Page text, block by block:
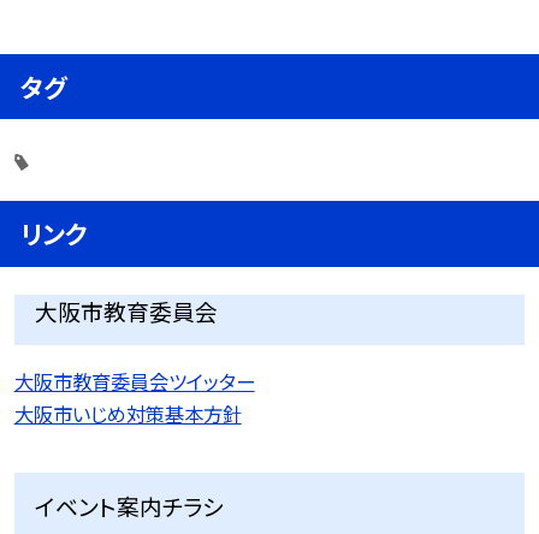
タグ
リンク
大阪市教育委員会
大阪市教育委員会ツイッター
大阪市いじめ対策基本方針
イベント案内チラシ